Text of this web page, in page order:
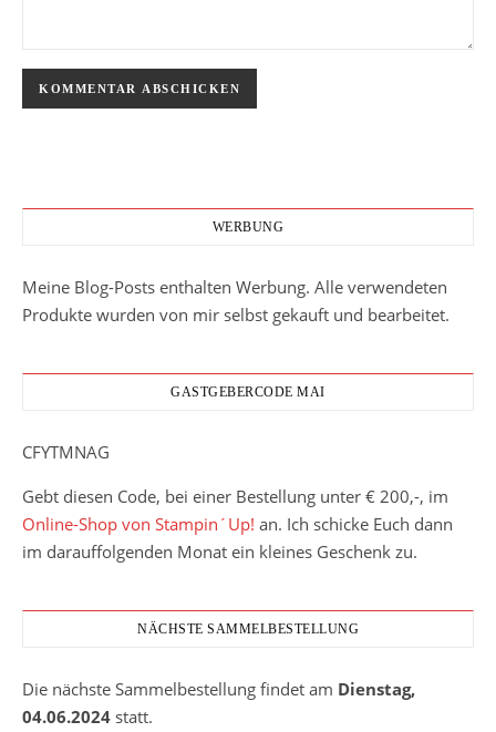
WERBUNG
Meine Blog-Posts enthalten Werbung. Alle verwendeten
Produkte wurden von mir selbst gekauft und bearbeitet.
GASTGEBERCODE MAI
CFYTMNAG
Gebt diesen Code, bei einer Bestellung unter € 200,-, im
Online-Shop von Stampin´Up! an. Ich schicke Euch dann
im darauffolgenden Monat ein kleines Geschenk zu.
NÄCHSTE SAMMELBESTELLUNG
Die nächste Sammelbestellung findet am Dienstag,
04.06.2024 statt.